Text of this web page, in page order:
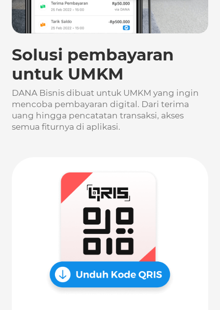
Solusi pembayaran
untuk UMKM
DANA Bisnis dibuat untuk UMKM yang ingin
mencoba pembayaran digital. Dari terima
uang hingga pencatatan transaksi, akses
semua fiturnya di aplikasi.